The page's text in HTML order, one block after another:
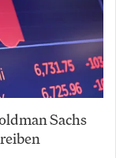
Sachs